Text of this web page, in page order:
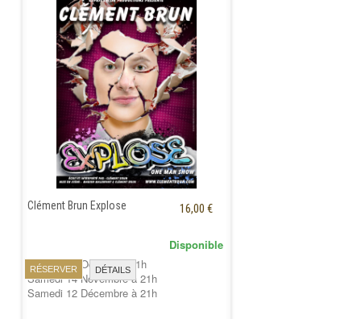
Clément Brun Explose 16,00 €
RÉSERVER DÉTAILS
Disponible
Samedi 17 Octobre à 21h
Samedi 14 Novembre à 21h
Samedi 12 Décembre à 21h